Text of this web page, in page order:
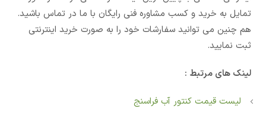
تمایل به خرید و کسب مشاوره فنی رایگان با ما در تماس باشید.
هم چنین می توانید سفارشات خود را به صورت خرید اینترنتی
ثبت نمایید.
لینک های مرتبط :
لیست قیمت کنتور آب فراسنج